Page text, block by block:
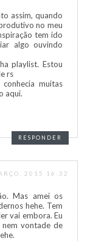
assim, quando
no meu
tem ido
algo ouvindo
playlist. Estou
rs
muitas
aqui.
RESPONDER
2015 16:32
Mas amei os
hehe. Tem
vai embora. Eu
vontade de